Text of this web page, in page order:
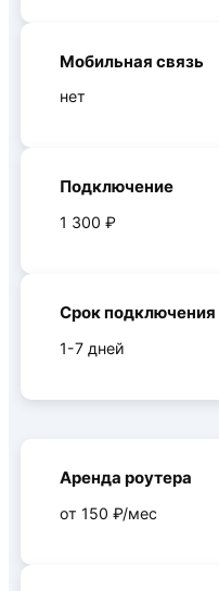
Мобильная связь
нет
Подключение
1 300 ₽
Срок подключения
1-7 дней
Аренда роутера
от 150 ₽/мес